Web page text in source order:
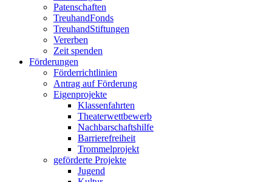
Patenschaften
TreuhandFonds
TreuhandStiftungen
Vererben
Zeit spenden
Förderungen
Förderrichtlinien
Antrag auf Förderung
Eigenprojekte
Klassenfahrten
Theaterwettbewerb
Nachbarschaftshilfe
Barrierefreiheit
Trommelprojekt
geförderte Projekte
Jugend